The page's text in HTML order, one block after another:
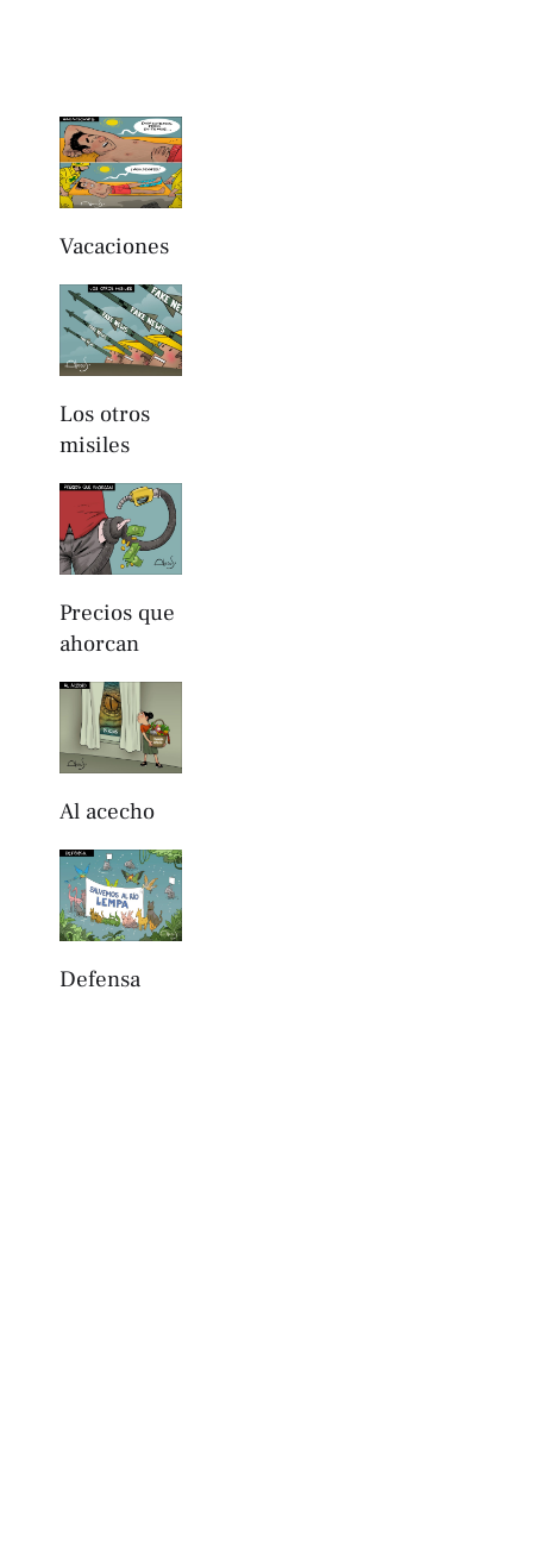
Vacaciones
Los otros
misiles
Precios que
ahorcan
Al acecho
Defensa